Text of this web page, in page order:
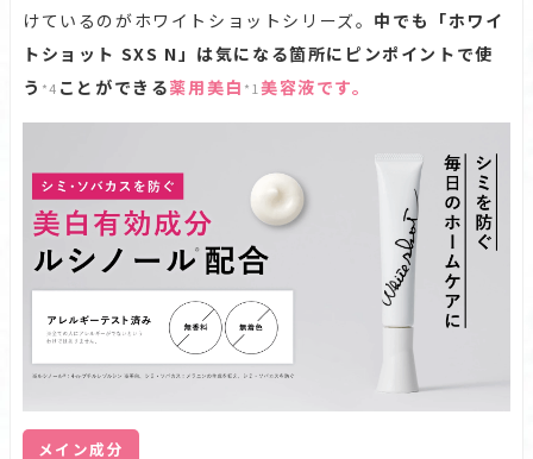
けているのがホワイトショットシリーズ。 中でも「ホワイ
トショット SXS N」は気になる箇所にピンポイントで使
う *4 ことができる薬用美白 *1美容液です。
メイン成分